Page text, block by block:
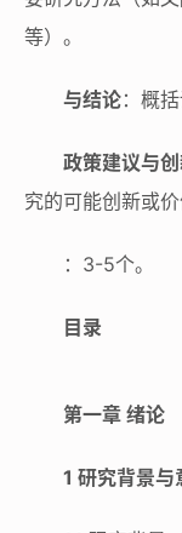
等）。
与结论：概
政策建议与
究的可能创新或价
：3-5个。
目录
第一章 绪论
1 研究背景与